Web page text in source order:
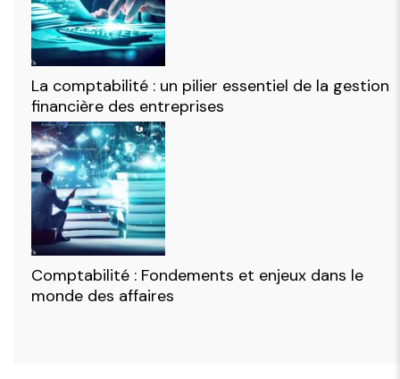
La comptabilité : un pilier essentiel de la gestion
financière des entreprises
Comptabilité : Fondements et enjeux dans le
monde des affaires